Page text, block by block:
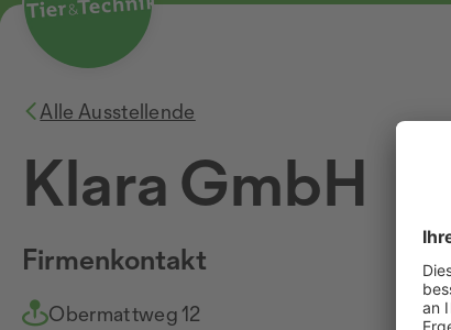
Alle Ausstellende
Klara GmbH
Firmenkontakt
Obermattweg 12